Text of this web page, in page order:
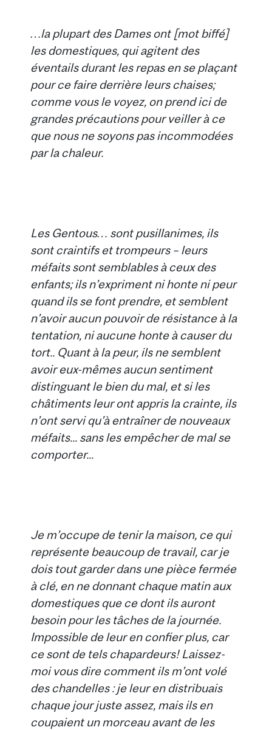
…la plupart des Dames ont [mot biffé]
les domestiques, qui agitent des
éventails durant les repas en se plaçant
pour ce faire derrière leurs chaises;
comme vous le voyez, on prend ici de
grandes précautions pour veiller à ce
que nous ne soyons pas incommodées
par la chaleur.
Les Gentous… sont pusillanimes, ils
sont craintifs et trompeurs – leurs
méfaits sont semblables à ceux des
enfants; ils n’expriment ni honte ni peur
quand ils se font prendre, et semblent
n’avoir aucun pouvoir de résistance à la
tentation, ni aucune honte à causer du
tort.. Quant à la peur, ils ne semblent
avoir eux-mêmes aucun sentiment
distinguant le bien du mal, et si les
châtiments leur ont appris la crainte, ils
n’ont servi qu’à entraîner de nouveaux
méfaits... sans les empêcher de mal se
comporter...
Je m’occupe de tenir la maison, ce qui
représente beaucoup de travail, car je
dois tout garder dans une pièce fermée
à clé, en ne donnant chaque matin aux
domestiques que ce dont ils auront
besoin pour les tâches de la journée.
Impossible de leur en confier plus, car
ce sont de tels chapardeurs! Laissez-
moi vous dire comment ils m’ont volé
des chandelles : je leur en distribuais
chaque jour juste assez, mais ils en
coupaient un morceau avant de les